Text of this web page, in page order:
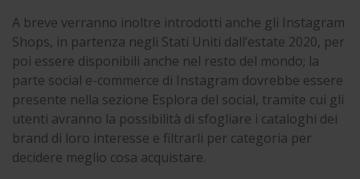
A breve verranno inoltre introdotti anche gli Instagram
Shops, in partenza negli Stati Uniti dall’estate 2020, per
poi essere disponibili anche nel resto del mondo; la
parte social e-commerce di Instagram dovrebbe essere
presente nella sezione Esplora del social, tramite cui gli
utenti avranno la possibilità di sfogliare i cataloghi dei
brand di loro interesse e filtrarli per categoria per
decidere meglio cosa acquistare.